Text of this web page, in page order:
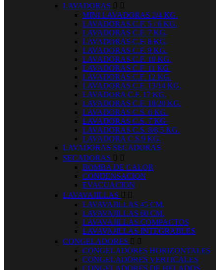
LAVADORAS  
MINI LAVADORAS 2/4 KG.
LAVADORAS C.F. 5 / 6 KG.
LAVADORAS C.F. 7 KG.
LAVADORAS C.F. 8 KG.
LAVADORAS C.F. 9 KG.
LAVADORAS C.F. 10 KG.
LAVADORAS C.F. 11 KG.
LAVADORAS C.F. 12 KG.
LAVADORAS C.F. 13/14 KG.
LAVADORA C.F. 17 KG.
LAVADORAS C.F. 18/20 KG.
LAVADORAS C.S. 6 KG.
LAVADORAS C.S. 7 KG.
LAVADORAS C.S. 8/8,5 KG.
LAVADORA C.S.9 KG.
LAVADORAS SECADORAS
SECADORAS  
BOMBA DE CALOR
CONDENSACION
EVACUACION
LAVAVAJILLAS  
LAVAVAJILLAS 45 CM.
LAVAVAJILLAS 60 CM.
LAVAVAJILLAS COMPACTOS
LAVAVAJILLAS INTEGRABLES
CONGELADORES  
CONGELADORES HORIZONTALES
CONGELADORES VERTICALES
CONGELADORES DE HELADOS